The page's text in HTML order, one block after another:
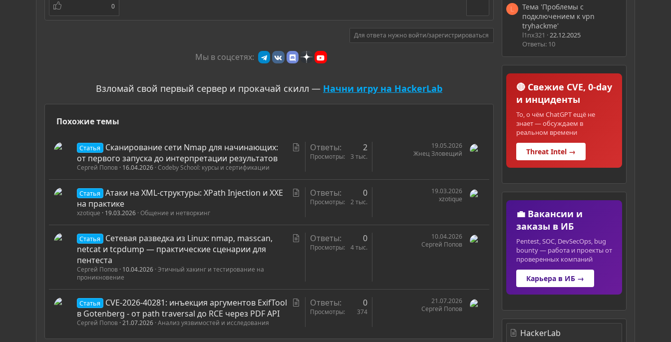
0
Для ответа нужно войти/зарегистрироваться
Мы в соцсетях:
Взломай свой первый сервер и прокачай скилл — Начни игру на HackerLab
Похожие темы
т
Статья
Сканирование сети Nmap для начинающих:
от первого запуска до интерпретации результатов
Сергей Попов 16.04.2026 Codeby School: курсы и сертификации
Ответы 2
Просмотры 3 тыс.
19.05.2026
Жнец Зловещий
т
Статья
Атаки на XML-структуры: XPath Injection и XXE
на практике
xzotique 19.03.2026 Общение и нетворкинг
Ответы 0
Просмотры 2 тыс.
19.03.2026
xzotique
я
Статья
Сетевая разведка из Linux: nmap, masscan,
netcat и tcpdump — практические сценарии для
пентеста
Сергей Попов 10.04.2026 Этичный хакинг и тестирование на
проникновение
Ответы 0
Просмотры 4 тыс.
10.04.2026
Сергей Попов
Статья
CVE-2026-40281: инъекция аргументов ExifTool
в Gotenberg - от path traversal до RCE через PDF API
Сергей Попов 21.07.2026 Анализ уязвимостей и исследования
Ответы 0
Просмотры 374
21.07.2026
Сергей Попов
L
Тема 'Проблемы с
подключением к vpn
tryhackme'
l1nx321
22.12.2025
Ответы: 10
🔴 Свежие CVE, 0-day
и инциденты
То, о чём ChatGPT ещё не
знает — обсуждаем в
реальном времени
Threat Intel →
💼 Вакансии и
заказы в ИБ
Pentest, SOC, DevSecOps, bug
bounty — работа и проекты от
проверенных компаний
Карьера в ИБ →
HackerLab